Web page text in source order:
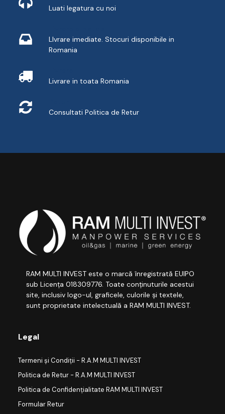
Luati legatura cu noi
LIvrare imediate. Stocuri disponibile in
Romania
Livrare in toata Romania
Consultati Politica de Retur
RAM MULTI INVEST este o marcă înregistrată EUIPO
sub Licența 018309776. Toate conținuturile acestui
site, inclusiv logo-ul, graficele, culorile și textele,
sunt proprietate intelectuală a RAM MULTI INVEST.
Legal
Termeni și Condiții - R.A.M MULTI INVEST
Politica de Retur - R.A.M MULTI INVEST
Politica de Confidențialitate RAM MULTI INVEST
Formular Retur